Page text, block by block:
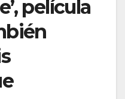
película